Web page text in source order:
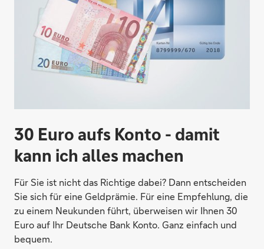
Schön gedeckter Tisch.
Gute Aussichten.
Strahlend saubere Zähne.
Rund um die Uhr dabei.
30 Euro aufs Konto - damit
kann ich alles machen
Für Sie ist nicht das Richtige dabei? Dann entscheiden
Sie sich für eine Geldprämie. Für eine Empfehlung, die
zu einem Neukunden führt, überweisen wir Ihnen 30
Euro auf Ihr Deutsche Bank Konto. Ganz einfach und
bequem.